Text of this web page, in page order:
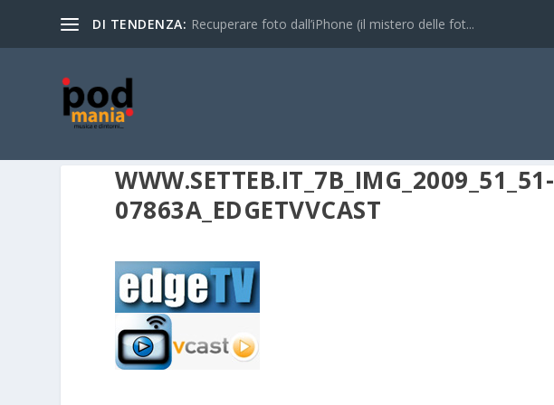
DI TENDENZA: Recuperare foto dall’iPhone (il mistero delle fot...
WWW.SETTEB.IT_7B_IMG_2009_51_51-
07863A_EDGETVVCAST